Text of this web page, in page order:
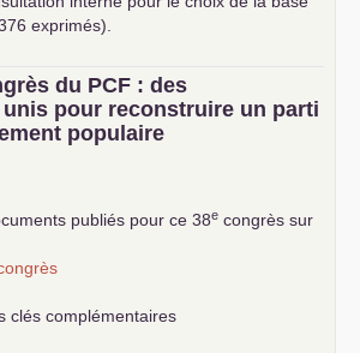
exprimés).
du PCF : des
pour reconstruire un parti
populaire
publiés pour ce 38e congrès sur
clés complémentaires